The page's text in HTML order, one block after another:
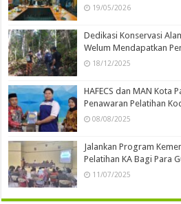
19/05/2026
Dedikasi Konservasi
Welum Mendapatkan
18/12/2025
HAFECS dan MAN Kota
Penawaran Pelatihan
08/08/2025
Jalankan Program
Pelatihan KA Bagi Para
11/07/2025